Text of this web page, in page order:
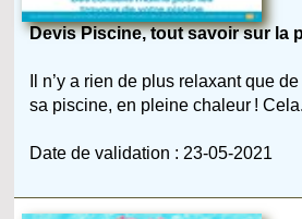
Devis Piscine, tout savoir sur la
Il n’y a rien de plus relaxant que
sa piscine, en pleine chaleur !
Date de validation : 23-05-2021